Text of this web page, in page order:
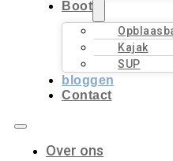
Boot
Kajak
SUP
bloggen
Contact
Over ons